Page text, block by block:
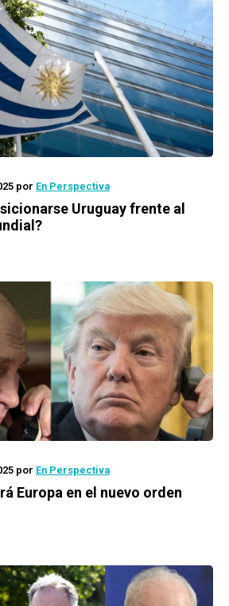
por En Perspectiva
Uruguay frente al
por En Perspectiva
Europa en el nuevo orden